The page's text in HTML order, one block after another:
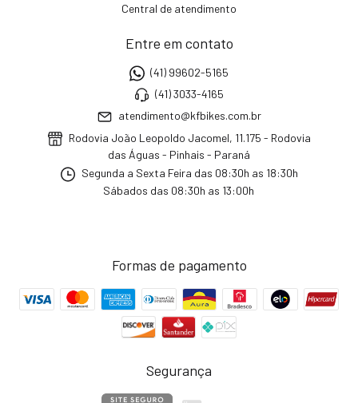
Central de atendimento
Entre em contato
(41) 99602-5165
(41) 3033-4165
atendimento@kfbikes.com.br
Rodovia João Leopoldo Jacomel, 11.175 - Rodovia
das Águas - Pinhais - Paraná
Segunda a Sexta Feira das 08:30h as 18:30h
Sábados das 08:30h as 13:00h
Formas de pagamento
Segurança